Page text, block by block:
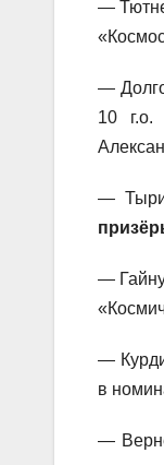
—
—
10 г.о.
—
—
—
в
—